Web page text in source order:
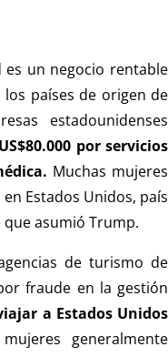
un negocio rentable
países de origen de
estadounidenses
por servicios
Muchas mujeres
Estados Unidos, país
asumió Trump.
de turismo de
fraude en la gestión
a Estados Unidos
generalmente